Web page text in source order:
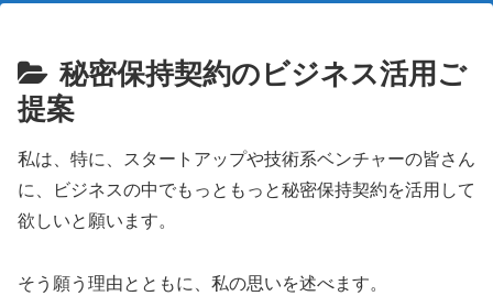
秘密保持契約のビジネス活用ご
提案
私は、特に、スタートアップや技術系ベンチャーの皆さん
に、ビジネスの中でもっともっと秘密保持契約を活用して
欲しいと願います。
そう願う理由とともに、私の思いを述べます。